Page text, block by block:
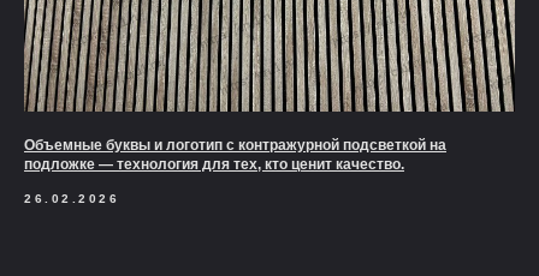
Объемные буквы и логотип с контражурной подсветкой на
подложке — технология для тех, кто ценит качество.
26.02.2026